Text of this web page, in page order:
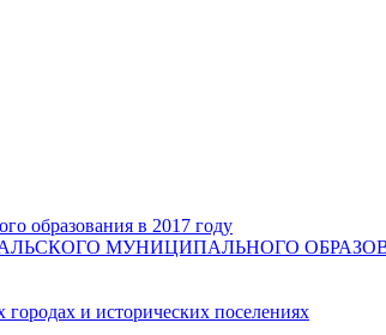
образования в 2017 году
МУНИЦИПАЛЬНОГО
и исторических поселениях